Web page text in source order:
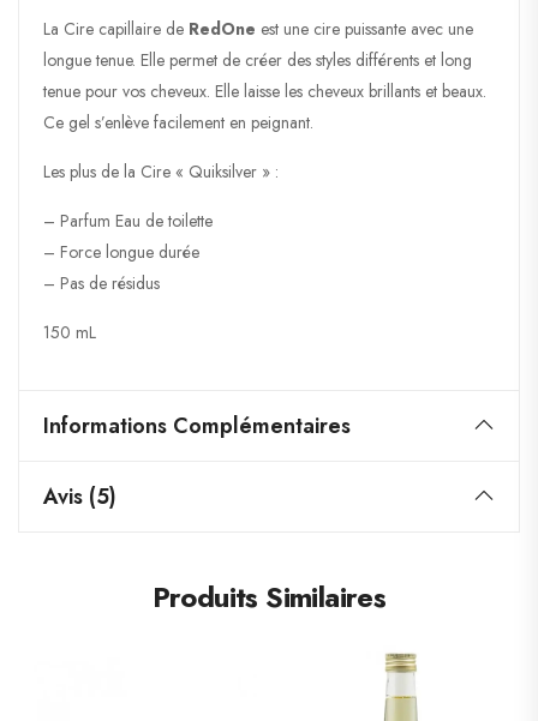
La Cire capillaire de RedOne est une cire puissante avec une
longue tenue. Elle permet de créer des styles différents et long
tenue pour vos cheveux. Elle laisse les cheveux brillants et beaux.
Ce gel s’enlève facilement en peignant.
Les plus de la Cire « Quiksilver » :
– Parfum Eau de toilette
– Force longue durée
– Pas de résidus
150 mL
Informations Complémentaires
Avis (5)
Produits Similaires